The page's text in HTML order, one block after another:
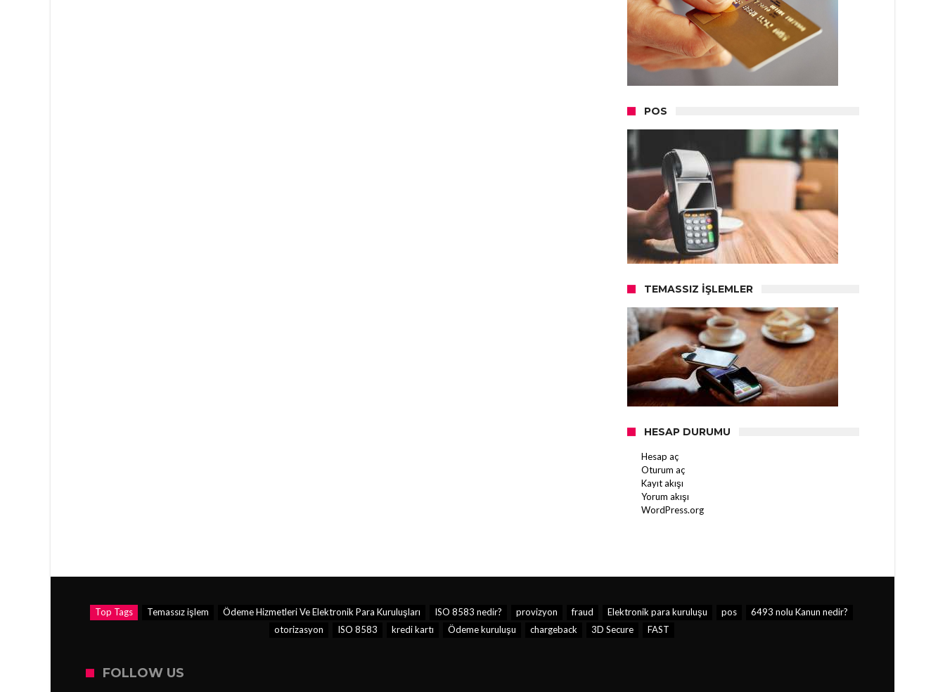
POS
TEMASSIZ İŞLEMLER
HESAP DURUMU
Hesap aç
Oturum aç
Kayıt akışı
Yorum akışı
WordPress.org
Top Tags Temassız işlem Ödeme Hizmetleri Ve Elektronik Para Kuruluşları ISO 8583 nedir? provizyon fraud Elektronik para kuruluşu pos
6493 nolu Kanun nedir?
otorizasyon
ISO 8583 kredi kartı Ödeme kuruluşu chargeback 3D Secure FAST
FOLLOW US